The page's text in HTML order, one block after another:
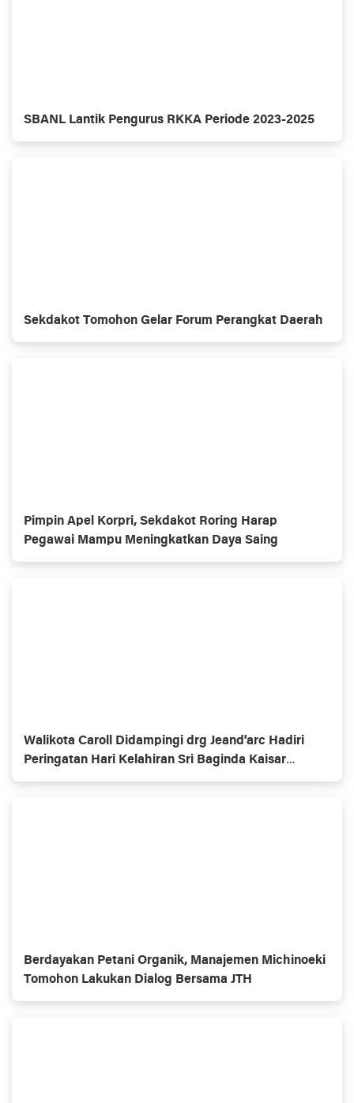
SBANL Lantik Pengurus RKKA Periode 2023-2025
Sekdakot Tomohon Gelar Forum Perangkat Daerah
Pimpin Apel Korpri, Sekdakot Roring Harap
Pegawai Mampu Meningkatkan Daya Saing
Walikota Caroll Didampingi drg Jeand'arc Hadiri
Peringatan Hari Kelahiran Sri Baginda Kaisar
Jepang
Berdayakan Petani Organik, Manajemen Michinoeki
Tomohon Lakukan Dialog Bersama JTH